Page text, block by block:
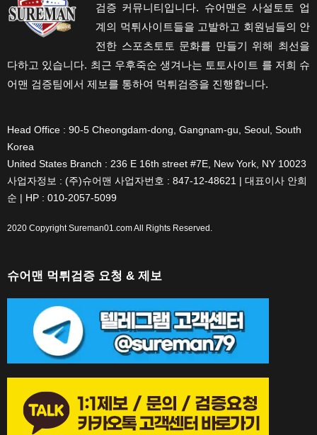
검증 커뮤니티입니다. 슈어맨은 사설토토 업
계의 먹튀사이트들을 고발하고 회원님들의 안
전한 스포츠토토 문화를 만들기 위해 최선을
다하고 있습니다. 최근 우후죽순 생겨나는 토토사이트 를 저희 슈
어맨 검증팀에서 제보를 통하여 먹튀검증을 진행합니다.
Head Office : 90-5 Cheongdam-dong, Gangnam-gu, Seoul, South
Korea
United States Branch : 236 E 16th street #7E, New York, NY 10023
사업자정보 : (주)슈어맨 사업자번호 : 847-12-48621 | 대표이사 안희
순 | HP : 010-2057-5099
2020 CopyrightSureman01.comAll Rights Reserved.
슈어맨 먹튀검증 요청 & 제보